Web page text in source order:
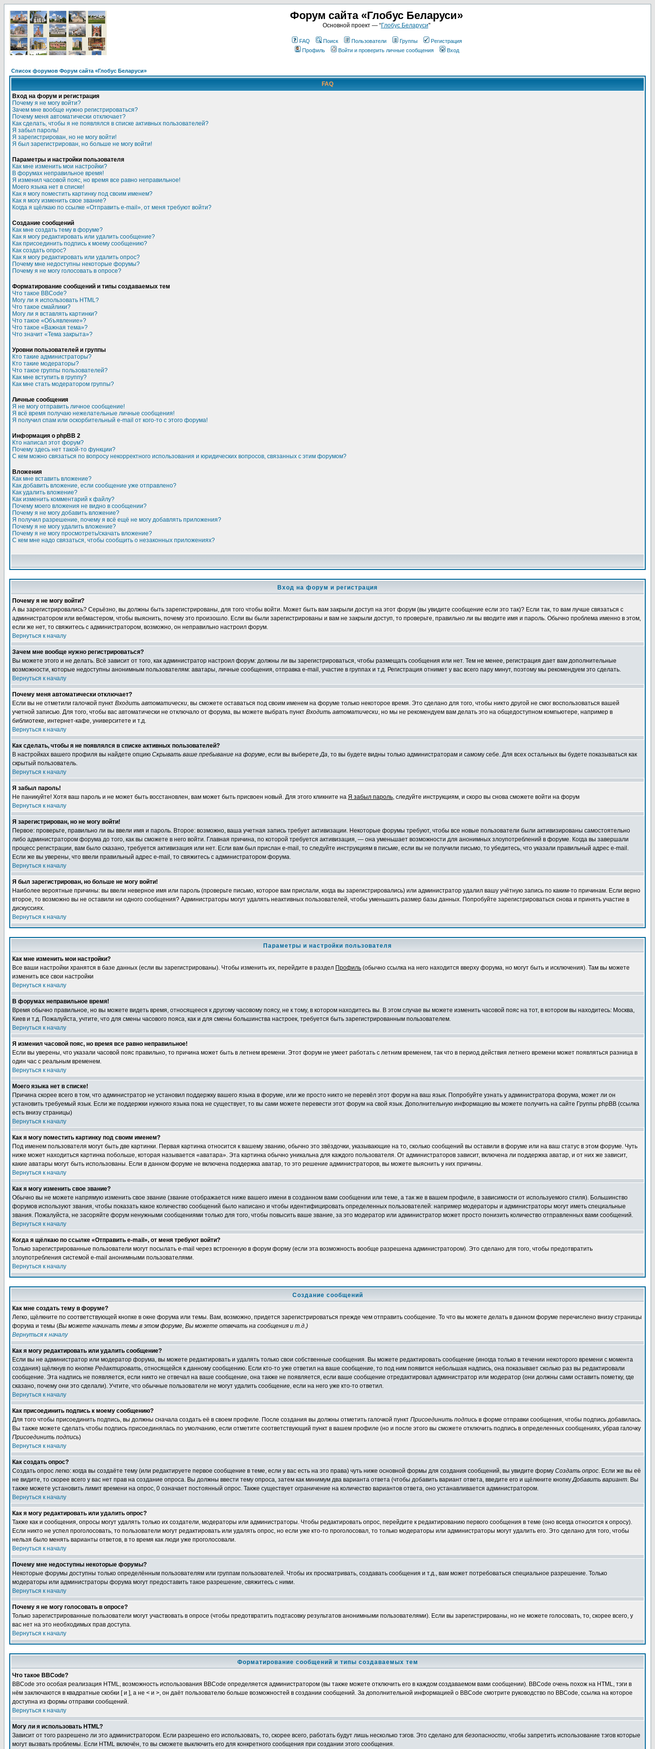
Форум сайта «Глобус Беларуси»
Основной проект — “Глобус Беларуси"
FAQ Поиск Пользователи Группы
Регистрация
Профиль
Войти и проверить личные сообщения Вход
Список форумов Форум сайта «Глобус Беларуси»
FAQ
Вход на форум и регистрация
Почему я не могу войти?
Зачем мне вообще нужно регистрироваться?
Почему меня автоматически отключает?
Как сделать, чтобы я не появлялся в списке активных пользователей?
Я забыл пароль!
Я зарегистрирован, но не могу войти!
Я был зарегистрирован, но больше не могу войти!
Параметры и настройки пользователя
Как мне изменить мои настройки?
В форумах неправильное время!
Я изменил часовой пояс, но время все равно неправильное!
Моего языка нет в списке!
Как я могу поместить картинку под своим именем?
Как я могу изменить свое звание?
Когда я щёлкаю по ссылке «Отправить e-mail», от меня требуют войти?
Создание сообщений
Как мне создать тему в форуме?
Как я могу редактировать или удалить сообщение?
Как присоединить подпись к моему сообщению?
Как создать опрос?
Как я могу редактировать или удалить опрос?
Почему мне недоступны некоторые форумы?
Почему я не могу голосовать в опросе?
Форматирование сообщений и типы создаваемых тем
Что такое BBCode?
Могу ли я использовать HTML?
Что такое смайлики?
Могу ли я вставлять картинки?
Что такое «Объявление»?
Что такое «Важная тема»?
Что значит «Тема закрыта»?
Уровни пользователей и группы
Кто такие администраторы?
Кто такие модераторы?
Что такое группы пользователей?
Как мне вступить в группу?
Как мне стать модератором группы?
Личные сообщения
Я не могу отправить личное сообщение!
Я всё время получаю нежелательные личные сообщения!
Я получил спам или оскорбительный e-mail от кого-то с этого форума!
Информация о phpBB 2
Кто написал этот форум?
Почему здесь нет такой-то функции?
С кем можно связаться по вопросу некорректного использования и юридических вопросов, связанных с этим форумом?
Вложения
Как мне вставить вложение?
Как добавить вложение, если сообщение уже отправлено?
Как удалить вложение?
Как изменить комментарий к файлу?
Почему моего вложения не видно в сообщении?
Почему я не могу добавить вложение?
Я получил разрешение, почему я всё ещё не могу добавлять приложения?
Почему я не могу удалить вложение?
Почему я не могу просмотреть/скачать вложение?
С кем мне надо связаться, чтобы сообщить о незаконных приложениях?
Вход на форум и регистрация
Почему я не могу войти?
А вы зарегистрировались? Серьёзно, вы должны быть зарегистрированы, для того чтобы войти. Может быть вам закрыли доступ на этот форум (вы увидите сообщение если это так)? Если так, то вам лучше связаться с
администратором или вебмастером, чтобы выяснить, почему это произошло. Если вы были зарегистрированы и вам не закрыли доступ, то проверьте, правильно ли вы вводите имя и пароль. Обычно проблема именно в этом,
если же нет, то свяжитесь с администратором, возможно, он неправильно настроил форум.
Вернуться к началу
Зачем мне вообще нужно регистрироваться?
Вы можете этого и не делать. Всё зависит от того, как администратор настроил форум: должны ли вы зарегистрироваться, чтобы размещать сообщения или нет. Тем не менее, регистрация дает вам дополнительные
возможности, которые недоступны анонимным пользователям: аватары, личные сообщения, отправка e-mail, участие в группах и т.д. Регистрация отнимет у вас всего пару минут, поэтому мы рекомендуем это сделать.
Вернуться к началу
Почему меня автоматически отключает?
Если вы не отметили галочкой пункт Входить автоматически, вы сможете оставаться под своим именем на форуме только некоторое время. Это сделано для того, чтобы никто другой не смог воспользоваться вашей
учетной записью. Для того, чтобы вас автоматически не отключало от форума, вы можете выбрать пункт Входить автоматически, но мы не рекомендуем вам делать это на общедоступном компьютере, например в
библиотеке, интернет-кафе, университете и т.д.
Вернуться к началу
Как сделать, чтобы я не появлялся в списке активных пользователей?
В настройках вашего профиля вы найдете опцию Скрывать ваше пребывание на форуме, если вы выберетеДа, то вы будете видны только администраторам и самому себе. Для всех остальных вы будете показываться как
скрытый пользователь.
Вернуться к началу
Я забыл пароль!
Не паникуйте! Хотя ваш пароль и не может быть восстановлен, вам может быть присвоен новый. Для этого кликните на Я забыл пароль, следуйте инструкциям, и скоро вы снова сможете войти на форум
Вернуться к началу
Я зарегистрирован, но не могу войти!
Первое: проверьте, правильно ли вы ввели имя и пароль. Второе: возможно, ваша учетная запись требует активизации. Некоторые форумы требуют, чтобы все новые пользователи были активизированы самостоятельно
либо администратором форума до того, как вы сможете в него войти. Главная причина, по которой требуется активизация, — она уменьшает возможности для анонимных злоупотреблений в форуме. Когда вы завершали
процесс регистрации, вам было сказано, требуется активизация или нет. Если вам был прислан e-mail, то следуйте инструкциям в письме, если вы не получили письмо, то убедитесь, что указали правильный адрес e-mail.
Если же вы уверены, что ввели правильный адрес e-mail, то свяжитесь с администратором форума.
Вернуться к началу
Я был зарегистрирован, но больше не могу войти!
Наиболее вероятные причины: вы ввели неверное имя или пароль (проверьте письмо, которое вам прислали, когда вы зарегистрировались) или администратор удалил вашу учётную запись по каким-то причинам. Если верно
второе, то возможно вы не оставили ни одного сообщения? Администраторы могут удалять неактивных пользователей, чтобы уменьшить размер базы данных. Попробуйте зарегистрироваться снова и принять участие в
дискуссиях.
Вернуться к началу
Параметры и настройки пользователя
Как мне изменить мои настройки?
Все ваши настройки хранятся в базе данных (если вы зарегистрированы). Чтобы изменить их, перейдите в раздел Профиль (обычно ссылка на него находится вверху форума, но могут быть и исключения). Там вы можете
изменить все свои настройки
Вернуться к началу
В форумах неправильное время!
Время обычно правильное, но вы можете видеть время, относящееся к другому часовому поясу, не к тому, в котором находитесь вы. В этом случае вы можете изменить часовой пояс на тот, в котором вы находитесь: Москва,
Киев и т.д. Пожалуйста, учтите, что для смены часового пояса, как и для смены большинства настроек, требуется быть зарегистрированным пользователем.
Вернуться к началу
Я изменил часовой пояс, но время все равно неправильное!
Если вы уверены, что указали часовой пояс правильно, то причина может быть в летнем времени. Этот форум не умеет работать с летним временем, так что в период действия летнего времени может появляться разница в
один час с реальным временем.
Вернуться к началу
Моего языка нет в списке!
Причина скорее всего в том, что администратор не установил поддержку вашего языка в форуме, или же просто никто не перевёл этот форум на ваш язык. Попробуйте узнать у администратора форума, может ли он
установить требуемый язык. Если же поддержки нужного языка пока не существует, то вы сами можете перевести этот форум на свой язык. Дополнительную информацию вы можете получить на сайте Группы phpBB (ссылка
есть внизу страницы)
Вернуться к началу
Как я могу поместить картинку под своим именем?
Под именем пользователя могут быть две картинки. Первая картинка относится к вашему званию, обычно это звёздочки, указывающие на то, сколько сообщений вы оставили в форуме или на ваш статус в этом форуме. Чуть
ниже может находиться картинка побольше, которая называется «аватара». Эта картинка обычно уникальна для каждого пользователя. От администраторов зависит, включена ли поддержка аватар, и от них же зависит,
какие аватары могут быть использованы. Если в данном форуме не включена поддержка аватар, то это решение администраторов, вы можете выяснить у них причины.
Вернуться к началу
Как я могу изменить свое звание?
Обычно вы не можете напрямую изменить свое звание (звание отображается ниже вашего имени в созданном вами сообщении или теме, а так же в вашем профиле, в зависимости от используемого стиля). Большинство
форумов используют звания, чтобы показать какое количество сообщений было написано и чтобы идентифицировать определенных пользователей: например модераторы и администраторы могут иметь специальные
звания. Пожалуйста, не засоряйте форум ненужными сообщениями только для того, чтобы повысить ваше звание, за это модератор или администратор может просто понизить количество отправленных вами сообщений.
Вернуться к началу
Когда я щёлкаю по ссылке «Отправить e-mail», от меня требуют войти?
Только зарегистрированные пользователи могут посылать e-mail через встроенную в форум форму (если эта возможность вообще разрешена администратором). Это сделано для того, чтобы предотвратить
злоупотребления системой e-mail анонимными пользователями.
Вернуться к началу
Создание сообщений
Как мне создать тему в форуме?
Легко, щёлкните по соответствующей кнопке в окне форума или темы. Вам, возможно, придется зарегистрироваться прежде чем отправить сообщение. То что вы можете делать в данном форуме перечислено внизу страницы
форума и темы (Вы можете начинать темы в этом форуме, Вы можете отвечать на сообщения и т.д.)
Вернуться к началу
Как я могу редактировать или удалить сообщение?
Если вы не администратор или модератор форума, вы можете редактировать и удалять только свои собственные сообщения. Вы можете редактировать сообщение (иногда только в течении некоторого времени с момента
создания) щёлкнув по кнопке Редактировать, относящейся к данному сообщению. Если кто-то уже ответил на ваше сообщение, то под ним появится небольшая надпись, она показывает сколько раз вы редактировали
сообщение. Эта надпись не появляется, если никто не отвечал на ваше сообщение, она также не появляется, если ваше сообщение отредактировал администратор или модератор (они должны сами оставить пометку, где
сказано, почему они это сделали). Учтите, что обычные пользователи не могут удалить сообщение, если на него уже кто-то ответил.
Вернуться к началу
Как присоединить подпись к моему сообщению?
Для того чтобы присоединить подпись, вы должны сначала создать её в своем профиле. После создания вы должны отметить галочкой пункт Присоединить подпись в форме отправки сообщения, чтобы подпись добавилась.
Вы также можете сделать чтобы подпись присоединялась по умолчанию, если отметите соответствующий пункт в вашем профиле (но и после этого вы сможете отключить подпись в определенных сообщениях, убрав галочку
Присоединить подпись)
Вернуться к началу
Как создать опрос?
Создать опрос легко: когда вы создаёте тему (или редактируете первое сообщение в теме, если у вас есть на это права) чуть ниже основной формы для создания сообщений, вы увидите форму Создать опрос. Если же вы её
не видите, то скорее всего у вас нет прав на создание опроса. Вы должны ввести тему опроса, затем как минимум два варианта ответа (чтобы добавить вариант ответа, введите его и щёлкните кнопкуДобавить вариант. Вы
также можете установить лимит времени на опрос, 0 означает постоянный опрос. Также существует ограничение на количество вариантов ответа, оно устанавливается администратором.
Вернуться к началу
Как я могу редактировать или удалить опрос?
Также как и сообщения, опросы могут удалять только их создатели, модераторы или администраторы. Чтобы редактировать опрос, перейдите к редактированию первого сообщения в теме (оно всегда относится к опросу).
Если никто не успел проголосовать, то пользователи могут редактировать или удалять опрос, но если уже кто-то проголосовал, то только модераторы или администраторы могут удалить его. Это сделано для того, чтобы
нельзя было менять варианты ответов, в то время как люди уже проголосовали.
Вернуться к началу
Почему мне недоступны некоторые форумы?
Некоторые форумы доступны только определённым пользователям или группам пользователей. Чтобы их просматривать, создавать сообщения и т.д., вам может потребоваться специальное разрешение. Только
модераторы или администраторы форума могут предоставить такое разрешение, свяжитесь с ними.
Вернуться к началу
Почему я не могу голосовать в опросе?
Только зарегистрированные пользователи могут участвовать в опросе (чтобы предотвратить подтасовку результатов анонимными пользователями). Если вы зарегистрированы, но не можете голосовать, то, скорее всего, у
вас нет на это необходимых прав доступа.
Вернуться к началу
Форматирование сообщений и типы создаваемых тем
Что такое BBCode?
BBCode это особая реализация HTML, возможность использования BBCode определяется администратором (вы также можете отключить его в каждом создаваемом вами сообщении). BBCode очень похож на HTML, тэги в
нём заключаются в квадратные скобки [ и ], а не < и >, он даёт пользователю больше возможностей в создании сообщений. За дополнительной информацией о BBCode смотрите руководство по BBCode, ссылка на которое
доступна из формы отправки сообщений.
Вернуться к началу
Могу ли я использовать HTML?
Зависит от того разрешено ли это администратором. Если разрешено его использовать, то, скорее всего, работать будут лишь несколько тэгов. Это сделано для безопасности, чтобы запретить использование тэгов которые
могут вызвать проблемы. Если HTML включён, то вы сможете выключить его для конкретного сообщения при создании этого сообщения.